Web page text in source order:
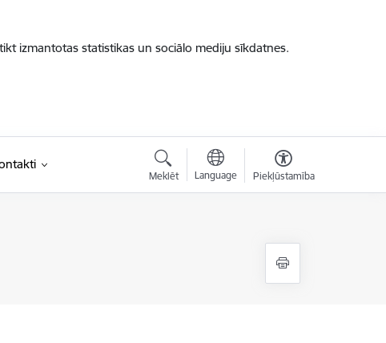
izmantotas statistikas un sociālo mediju sīkdatnes.
Meklēt Language Piekļūstamība